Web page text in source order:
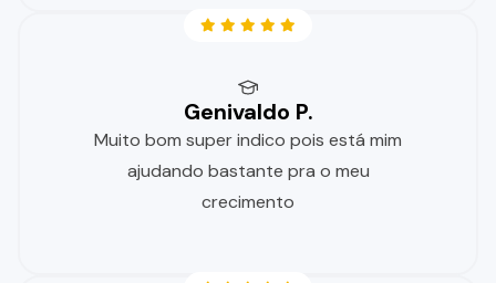
Genivaldo P.
Muito bom super indico pois está mim
ajudando bastante pra o meu
crecimento